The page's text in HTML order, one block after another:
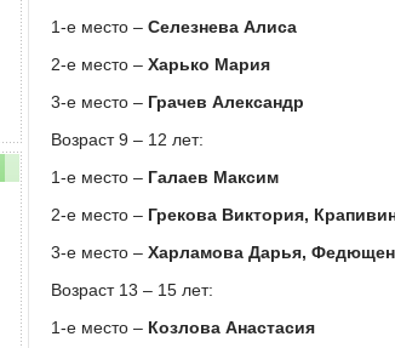
1-е место – Селезнева Алиса
2-е место – Харько Мария
3-е место – Грачев Александр
Возраст 9 – 12 лет:
1-е место – Галаев Максим
2-е место – Грекова Виктория,
3-е место – Харламова Дарья,
Возраст 13 – 15 лет:
1-е место – Козлова Анастасия